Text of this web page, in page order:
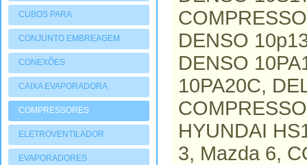
CUBOS PARA
COMPRESSORES
CONJUNTO EMBREAGEM
CONEXÕES
CAIXA EVAPORADORA
COMPRESSORES
ELETROVENTILADOR
EVAPORADORES
DENSO
DENSO
10PA20C,
HYUNDAI
3, Mazda 6,